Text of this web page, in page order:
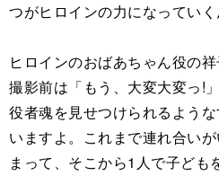
つがヒロインの力になっていく
ヒロインのおばあちゃん役の祥
撮影前は「もう、大変大変っ!
役者魂を見せつけられるよう
いますよ。これまで連れ合い
まって、そこから1人で子ども